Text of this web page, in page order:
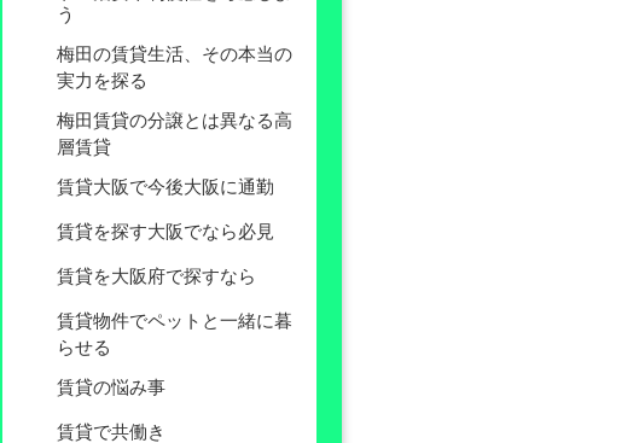
う
梅田の賃貸生活、その本当の
実力を探る
梅田賃貸の分譲とは異なる高
層賃貸
賃貸大阪で今後大阪に通勤
賃貸を探す大阪でなら必見
賃貸を大阪府で探すなら
賃貸物件でペットと一緒に暮
らせる
賃貸の悩み事
賃貸で共働き